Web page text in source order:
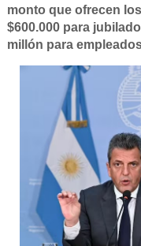
monto que ofrecen
$600.000 para
millón para